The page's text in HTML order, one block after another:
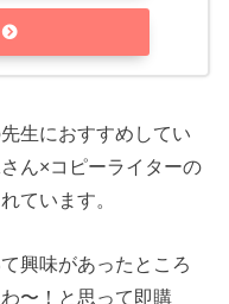
生におすすめしてい
ん×コピーライターの
ています。
興味があったところ
〜！と思って即購